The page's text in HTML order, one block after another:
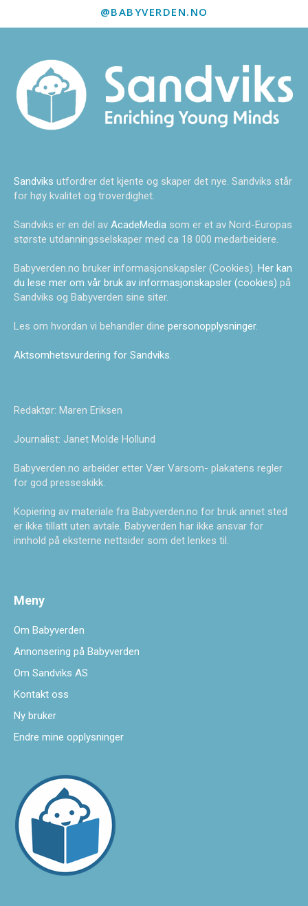
@BABYVERDEN.NO
Sandviks utfordrer det kjente og skaper det nye. Sandviks står
for høy kvalitet og troverdighet.
Sandviks er en del av AcadeMedia som er et av Nord-Europas
største utdanningsselskaper med ca 18 000 medarbeidere.
Babyverden.no bruker informasjonskapsler (Cookies). Her kan
du lese mer om vår bruk av informasjonskapsler (cookies) på
Sandviks og Babyverden sine siter.
Les om hvordan vi behandler dine personopplysninger.
Aktsomhetsvurdering for Sandviks.
Redaktør: Maren Eriksen
Journalist: Janet Molde Hollund
Babyverden.no arbeider etter Vær Varsom- plakatens regler
for god presseskikk.
Kopiering av materiale fra Babyverden.no for bruk annet sted
er ikke tillatt uten avtale. Babyverden har ikke ansvar for
innhold på eksterne nettsider som det lenkes til.
Meny
Om Babyverden
Annonsering på Babyverden
Om Sandviks AS
Kontakt oss
Ny bruker
Endre mine opplysninger